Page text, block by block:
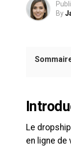
By
Le
en ligne